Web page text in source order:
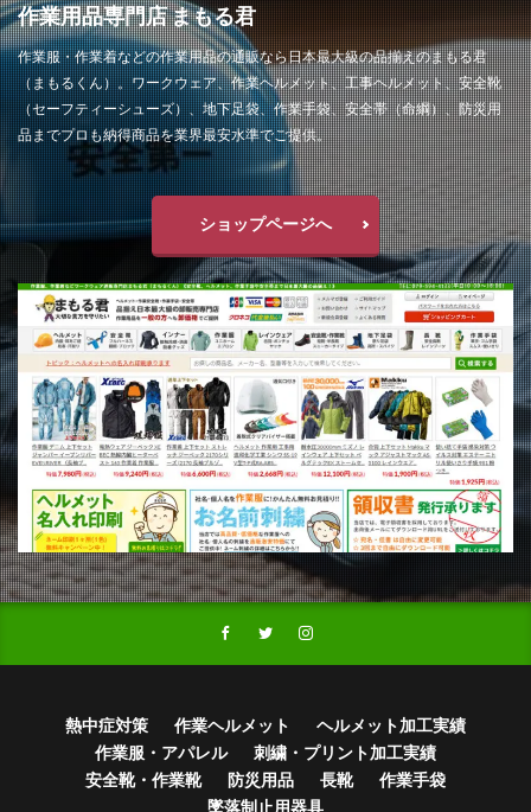
作業用品専門店 まもる君
作業服・作業着などの作業用品の通販なら日本最大級の品揃えのまもる君
（まもるくん）。ワークウェア、作業ヘルメット、工事ヘルメット、安全靴
（セーフティーシューズ）、地下足袋、作業手袋、安全帯（命綱）、防災用
品までプロも納得商品を業界最安水準でご提供。
ショップページへ
熱中症対策 作業ヘルメット
ヘルメット加工実績
作業服・アパレル
刺繍・プリント加工実績
安全靴・作業靴
防災用品 長靴
作業手袋
墜落制止用器具